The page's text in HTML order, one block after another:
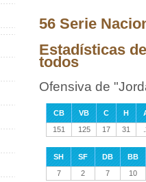
56 Serie
Estadísticas
todos
Ofensiva de
CB VB C H
151
125 17 31
SH SF DB BB
7
2 7 10